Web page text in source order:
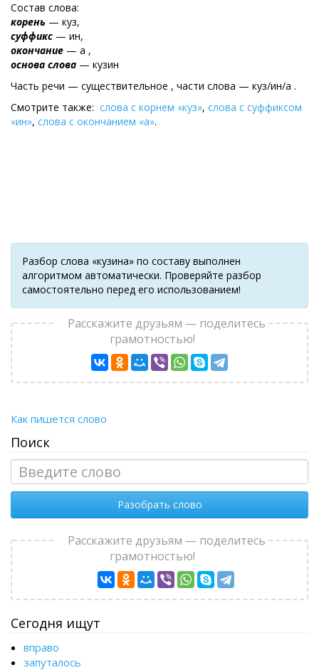
Состав слова:
корень — куз,
суффикс — ин,
окончание — а ,
основа слова — кузин
Часть речи — существительное , части слова — куз/ин/а .
Смотрите также: слова с корнем «куз», слова с суффиксом
«ин», слова с окончанием «а».
Разбор слова «кузина» по составу выполнен
алгоритмом автоматически. Проверяйте разбор
самостоятельно перед его использованием!
Расскажите друзьям — поделитесь
грамотностью!
Как пишется слово
Поиск
Разобрать слово
Расскажите друзьям — поделитесь
грамотностью!
Сегодня ищут
вправо
запуталось